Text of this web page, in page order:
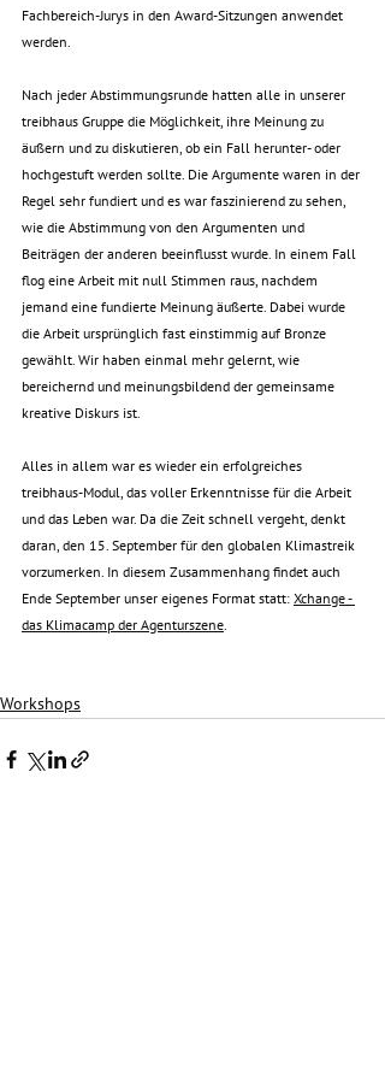
Fachbereich-Jurys in den Award-Sitzungen anwendet
werden.
Nach jeder Abstimmungsrunde hatten alle in unserer
treibhaus Gruppe die Möglichkeit, ihre Meinung zu
äußern und zu diskutieren, ob ein Fall herunter- oder
hochgestuft werden sollte. Die Argumente waren in der
Regel sehr fundiert und es war faszinierend zu sehen,
wie die Abstimmung von den Argumenten und
Beiträgen der anderen beeinflusst wurde. In einem Fall
flog eine Arbeit mit null Stimmen raus, nachdem
jemand eine fundierte Meinung äußerte. Dabei wurde
die Arbeit ursprünglich fast einstimmig auf Bronze
gewählt. Wir haben einmal mehr gelernt, wie
bereichernd und meinungsbildend der gemeinsame
kreative Diskurs ist.
Alles in allem war es wieder ein erfolgreiches
treibhaus-Modul, das voller Erkenntnisse für die Arbeit
und das Leben war. Da die Zeit schnell vergeht, denkt
daran, den 15. September für den globalen Klimastreik
vorzumerken. In diesem Zusammenhang findet auch
Ende September unser eigenes Format statt: Xchange -
das Klimacamp der Agenturszene.
Workshops